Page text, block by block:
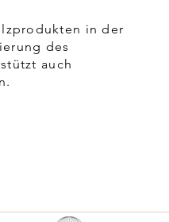
in der
des
auch